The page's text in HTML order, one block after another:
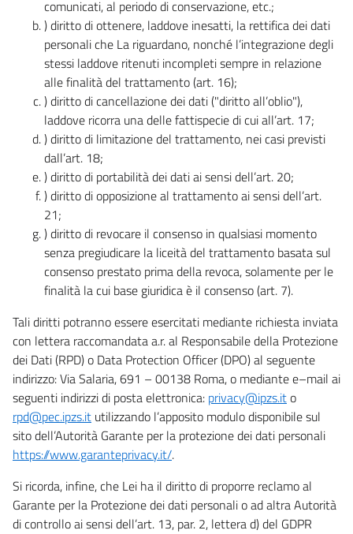
comunicati, al periodo di conservazione, etc.;
) diritto di ottenere, laddove inesatti, la rettifica dei dati
personali che La riguardano, nonché l’integrazione degli
stessi laddove ritenuti incompleti sempre in relazione
alle finalità del trattamento (art. 16);
) diritto di cancellazione dei dati ("diritto all’oblio"),
laddove ricorra una delle fattispecie di cui all’art. 17;
) diritto di limitazione del trattamento, nei casi previsti
dall’art. 18;
) diritto di portabilità dei dati ai sensi dell’art. 20;
) diritto di opposizione al trattamento ai sensi dell’art.
21;
) diritto di revocare il consenso in qualsiasi momento
senza pregiudicare la liceità del trattamento basata sul
consenso prestato prima della revoca, solamente per le
finalità la cui base giuridica è il consenso (art. 7).
Tali diritti potranno essere esercitati mediante richiesta inviata
con lettera raccomandata a.r. al Responsabile della Protezione
dei Dati (RPD) o Data Protection Officer (DPO) al seguente
indirizzo: Via Salaria, 691 – 00138 Roma, o mediante e–mail ai
seguenti indirizzi di posta elettronica: privacy@ipzs.ito
rpd@pec.ipzs.it utilizzando l’apposito modulo disponibile sul
sito dell’Autorità Garante per la protezione dei dati personali
https://www.garanteprivacy.it/.
Si ricorda, infine, che Lei ha il diritto di proporre reclamo al
Garante per la Protezione dei dati personali o ad altra Autorità
di controllo ai sensi dell’art. 13, par. 2, lettera d) del GDPR